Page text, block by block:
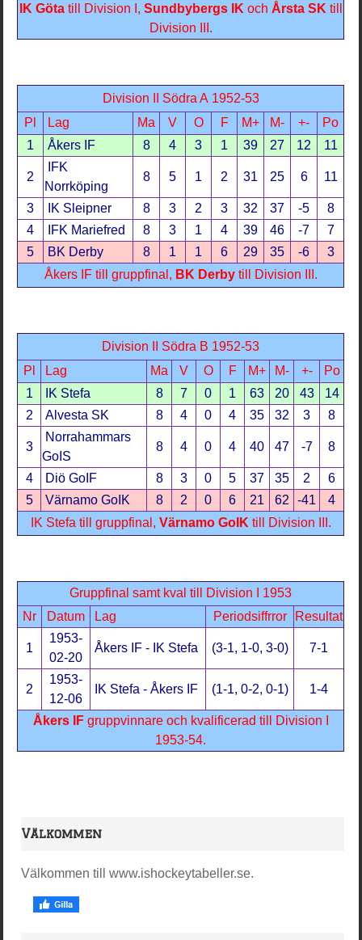
IK Götatill Division I, Sundbybergs IK och Årsta SK till
Division III.
Division II Södra A 1952-53
Pl
Lag Ma V O F M+ M- +-
Po
1
Åkers IF 8 4 3 1 39 27 12 11
2
IFK
Norrköping
8 5 1 2 31 25 6 11
3 IK Sleipner 8 3 2 3 32 37 -5
8
4
IFK Mariefred 8 3 1 4 39 46 -7
7
5
BK Derby 8 1 1 6 29 35 -6
3
Åkers IF till gruppfinal, BK Derbytill Division III.
Division II Södra B 1952-53
Pl
Lag Ma V O F M+ M- +-
Po
1
IK Stefa 8 7 0 1 63 20 43
14
2
Alvesta SK 8 4 0 4 35 32 3 8
3
Norrahammars
GoIS
8 4 0 4 40 47 -7 8
4 Diö GoIF 8 3 0 5 37 35 2
6
5
Värnamo GoIK 8 2 0 6 21 62 -41
4
IK Stefa till gruppfinal, Värnamo GoIK till Division III.
Gruppfinal samt kval till Division I 1953
Nr
Datum Lag Periodsiffrror Resultat
1
1953-
02-20
Åkers IF - IK Stefa (3-1, 1-0, 3-0) 7-1
2
1953-
12-06
IK Stefa - Åkers IF (1-1, 0-2, 0-1) 1-4
Åkers IFgruppvinnare och kvalificerad till Division I
1953-54.
Välkommen
Välkommen till www.ishockeytabeller.se.